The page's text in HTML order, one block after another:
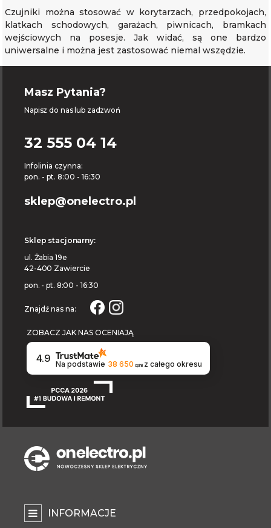
Czujniki można stosować w korytarzach, przedpokojach,
klatkach schodowych, garażach, piwnicach, bramkach
wejściowych na posesje. Jak widać, są one bardzo
uniwersalne i można jest zastosować niemal wszędzie.
Masz Pytania?
Napisz do nas lub zadzwoń
32 555 04 14
Infolinia czynna:
pon. - pt. 8:00 - 16:30
sklep@onelectro.pl
Sklep stacjonarny:
ul. Żabia 19e
42-400 Zawiercie
pon. - pt. 8:00 - 16:30
Znajdź nas na:
ZOBACZ JAK NAS OCENIAJĄ
4.9 Na podstawie 38 650 opinii z całego okresu
INFORMACJE